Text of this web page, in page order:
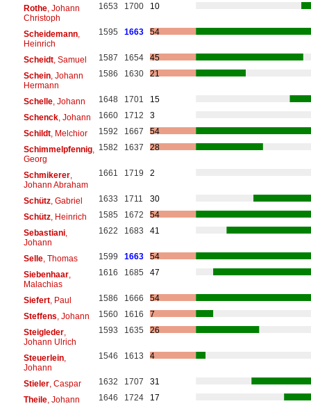
Rothe, Johann
Christoph
1653 1700 10
Scheidemann,
Heinrich
1595 1663 54
Scheidt, Samuel 1587 1654
45
Schein, Johann
Hermann
1586 1630 21
Schelle, Johann 1648 1701
15
Schenck, Johann 1660 1712
3
Schildt, Melchior 1592 1667
54
Schimmelpfennig,
Georg
1582 1637 28
Schmikerer,
Johann Abraham
1661 1719 2
Schütz, Gabriel 1633 1711
30
Schütz, Heinrich 1585 1672
54
Sebastiani,
Johann
1622 1683 41
Selle, Thomas 1599 1663
54
Siebenhaar,
Malachias
1616 1685 47
Siefert, Paul 1586 1666
54
Steffens , Johann 1560 1616
7
Steigleder,
Johann Ulrich
1593 1635 26
Steuerlein,
Johann
1546 1613 4
Stieler, Caspar 1632 1707
31
Theile, Johann 1646 1724
17